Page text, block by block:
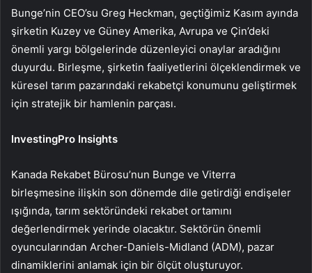
Bunge’nin CEO’su Greg Heckman, geçtiğimiz Kasım ayında
şirketin Kuzey ve Güney Amerika, Avrupa ve Çin’deki
önemli yargı bölgelerinde düzenleyici onaylar aradığını
duyurdu. Birleşme, şirketin faaliyetlerini ölçeklendirmek ve
küresel tarım pazarındaki rekabetçi konumunu geliştirmek
için stratejik bir hamlenin parçası.
InvestingPro Insights
Kanada Rekabet Bürosu’nun Bunge ve Viterra
birleşmesine ilişkin son dönemde dile getirdiği endişeler
ışığında, tarım sektöründeki rekabet ortamını
değerlendirmek yerinde olacaktır. Sektörün önemli
oyuncularından Archer-Daniels-Midland (ADM), pazar
dinamiklerini anlamak için bir ölçüt oluşturuyor.